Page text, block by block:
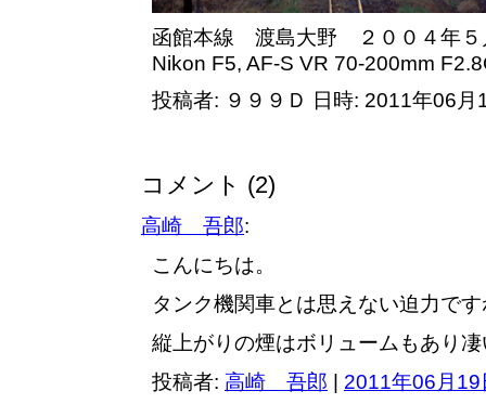
函館本線 渡島大野 ２００４年５
Nikon F5, AF-S VR 70-200mm
投稿者: ９９９Ｄ 日時: 2011年06
コメント (2)
高崎 吾郎:
こんにちは。
タンク機関車とは思えない迫力で
縦上がりの煙はボリュームもあり
投稿者: 高崎 吾郎 2011年06月19